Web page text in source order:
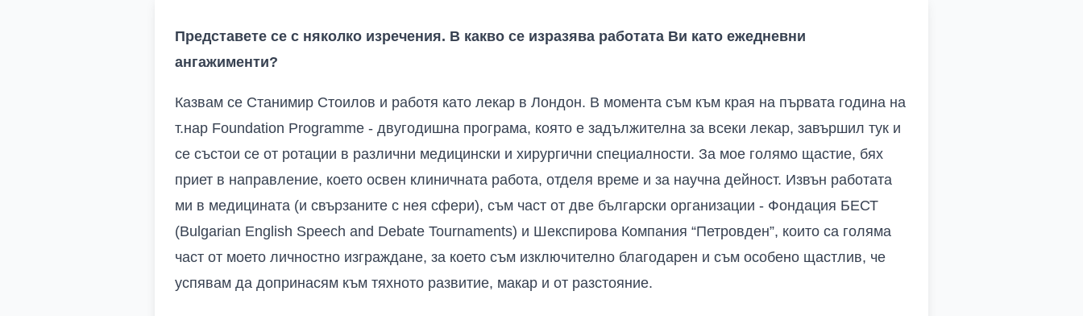
Представете се с няколко изречения. В какво се изразява работата Ви като ежедневни
ангажименти?
Казвам се Станимир Стоилов и работя като лекар в Лондон. В момента съм към края на първата година на
т.нар Foundation Programme - двугодишна програма, която е задължителна за всеки лекар, завършил тук и
се състои се от ротации в различни медицински и хирургични специалности. За мое голямо щастие, бях
приет в направление, което освен клиничната работа, отделя време и за научна дейност. Извън работата
ми в медицината (и свързаните с нея сфери), съм част от две български организации - Фондация БЕСТ
(Bulgarian English Speech and Debate Tournaments) и Шекспирова Компания “Петровден”, които са голяма
част от моето личностно изграждане, за което съм изключително благодарен и съм особено щастлив, че
успявам да допринасям към тяхното развитие, макар и от разстояние.